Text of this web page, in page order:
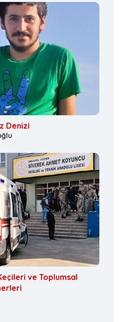
Denizi
ve Toplumsal